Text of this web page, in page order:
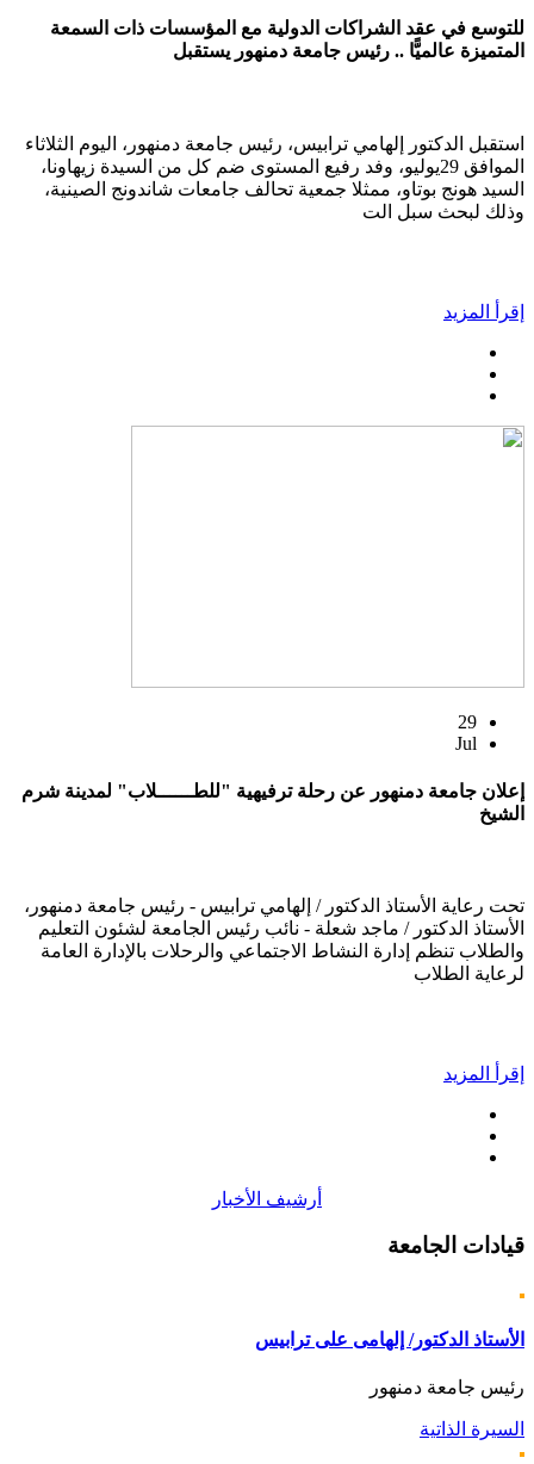
للتوسع في عقد الشراكات الدولية مع المؤسسات ذات السمعة
المتميزة عالميًّا .. رئيس جامعة دمنهور يستقبل
استقبل الدكتور إلهامي ترابيس، رئيس جامعة دمنهور، اليوم الثلاثاء
الموافق 29يوليو، وفد رفيع المستوى ضم كل من السيدة زيهاونا،
السيد هونج بوتاو، ممثلا جمعية تحالف جامعات شاندونج الصينية،
وذلك لبحث سبل الت
إقرأ المزيد
29
Jul
إعلان جامعة دمنهور عن رحلة ترفيهية "للطــــــلاب" لمدينة شرم
الشيخ
تحت رعاية الأستاذ الدكتور / إلهامي ترابيس - رئيس جامعة دمنهور،
الأستاذ الدكتور / ماجد شعلة - نائب رئيس الجامعة لشئون التعليم
والطلاب تنظم إدارة النشاط الاجتماعي والرحلات بالإدارة العامة
لرعاية الطلاب
إقرأ المزيد
أرشيف الأخبار
قيادات الجامعة
الأستاذ الدكتور/ إلهامى على ترابيس
رئيس جامعة دمنهور
السيرة الذاتية